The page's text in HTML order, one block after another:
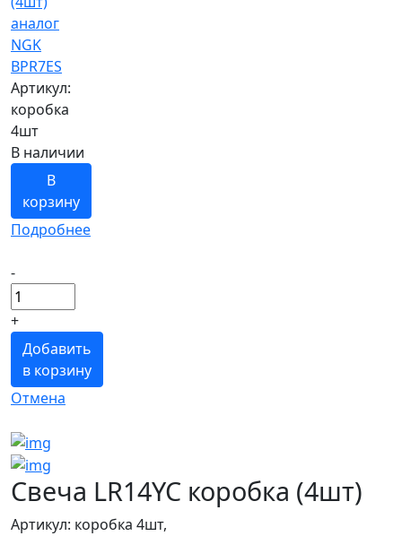
аналог
NGK
BPR7ES
Артикул:
коробка
4шт
В наличии
В
корзину
Подробнее
-
+
Добавить
в корзину
Отмена
Свеча LR14YC коробка (4шт)
Артикул: коробка 4шт,